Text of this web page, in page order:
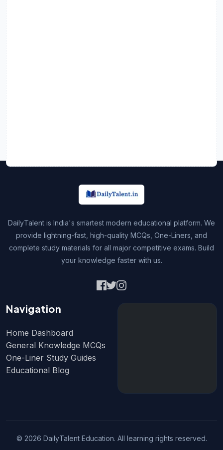
DailyTalent is India's smartest modern educational platform. We
provide lightning-fast, high-quality MCQs, One-Liners, and
complete study materials for all major competitive exams. Build
your knowledge faster with us.
Navigation
Home Dashboard
General Knowledge MCQs
One-Liner Study Guides
Educational Blog
© 2026 DailyTalent Education. All learning rights reserved.